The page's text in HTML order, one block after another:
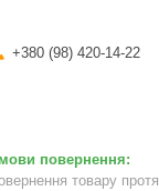
+380 (98) 420-14-22
товару